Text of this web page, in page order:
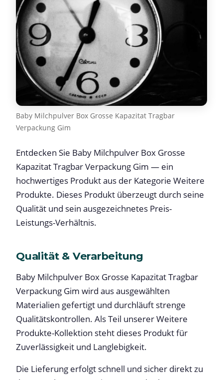
Baby Milchpulver Box Grosse Kapazitat Tragbar
Verpackung Gim
Entdecken Sie Baby Milchpulver Box Grosse
Kapazitat Tragbar Verpackung Gim — ein
hochwertiges Produkt aus der Kategorie Weitere
Produkte. Dieses Produkt überzeugt durch seine
Qualität und sein ausgezeichnetes Preis-
Leistungs-Verhältnis.
Qualität & Verarbeitung
Baby Milchpulver Box Grosse Kapazitat Tragbar
Verpackung Gim wird aus ausgewählten
Materialien gefertigt und durchläuft strenge
Qualitätskontrollen. Als Teil unserer Weitere
Produkte-Kollektion steht dieses Produkt für
Zuverlässigkeit und Langlebigkeit.
Die Lieferung erfolgt schnell und sicher direkt zu